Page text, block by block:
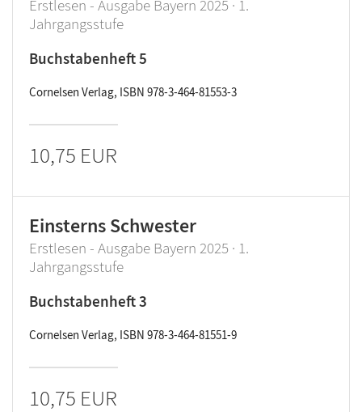
Erstlesen - Ausgabe Bayern 2025 · 1.
Jahrgangsstufe
Buchstabenheft 5
Cornelsen Verlag, ISBN 978-3-464-81553-3
10,75 EUR
Einsterns Schwester
Erstlesen - Ausgabe Bayern 2025 · 1.
Jahrgangsstufe
Buchstabenheft 3
Cornelsen Verlag, ISBN 978-3-464-81551-9
10,75 EUR